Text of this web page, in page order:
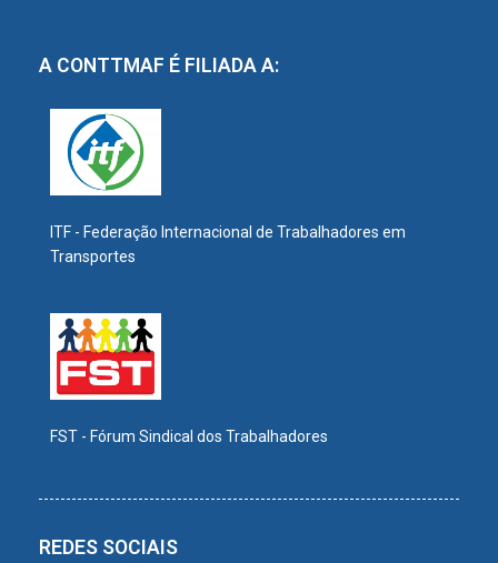
A CONTTMAF É FILIADA A:
ITF - Federação Internacional de Trabalhadores em
Transportes
FST - Fórum Sindical dos Trabalhadores
REDES SOCIAIS